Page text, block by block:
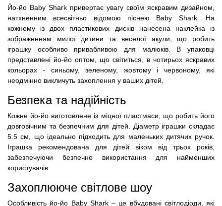
Йо-йо Baby Shark привертає увагу своїм яскравим дизайном,
натхненним всесвітньо відомою піснею Baby Shark. На
кожному із двох пластикових дисків нанесена наклейка із
зображенням милої дитини та веселої акули, що робить
іграшку особливо привабливою для малюків. В упаковці
представлені йо-йо оптом, що світиться, в чотирьох яскравих
кольорах - синьому, зеленому, жовтому і червоному, які
неодмінно викличуть захоплення у ваших дітей.
Безпека та надійність
Кожне йо-йо виготовлене із міцної пластмаси, що робить його
довговічним та безпечним для дітей. Діаметр іграшки складає
5.5 см, що ідеально підходить для маленьких дитячих ручок.
Іграшка рекомендована для дітей віком від трьох років,
забезпечуючи безпечне використання для найменших
користувачів.
Захоплююче світлове шоу
Особливість йо-йо Baby Shark – це вбудовані світлодіоди, які